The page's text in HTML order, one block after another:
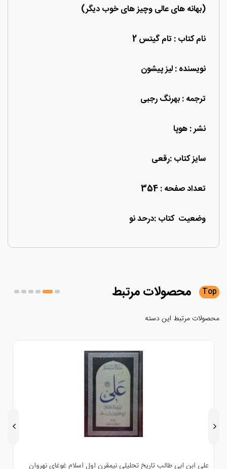
(بهانه های عالی وچیز های خوب دیگر)
نام کتاب : تام گیتس 2
نویسنده : لیز پیشون
ترجمه : بهرنگ رجبی
نشر : هوپا
سایز کتاب :رقعی
تعداد صفحه : 354
وضعیت کتاب :درحد نو
محصولاتمرتبط
مرتبط این دسته
ابن ابی طالب تاریخ تحلیلی نیمقرن اول اسلام غوغای نهروان